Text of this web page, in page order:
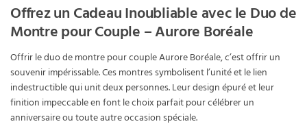
Offrez un Cadeau Inoubliable avec le Duo de
Montre pour Couple – Aurore Boréale
Offrir le duo de montre pour couple Aurore Boréale, c’est offrir un
souvenir impérissable. Ces montres symbolisent l’unité et le lien
indestructible qui unit deux personnes. Leur design épuré et leur
finition impeccable en font le choix parfait pour célébrer un
anniversaire ou toute autre occasion spéciale.